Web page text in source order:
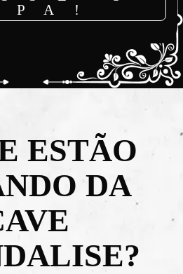
ESTÃO
DA